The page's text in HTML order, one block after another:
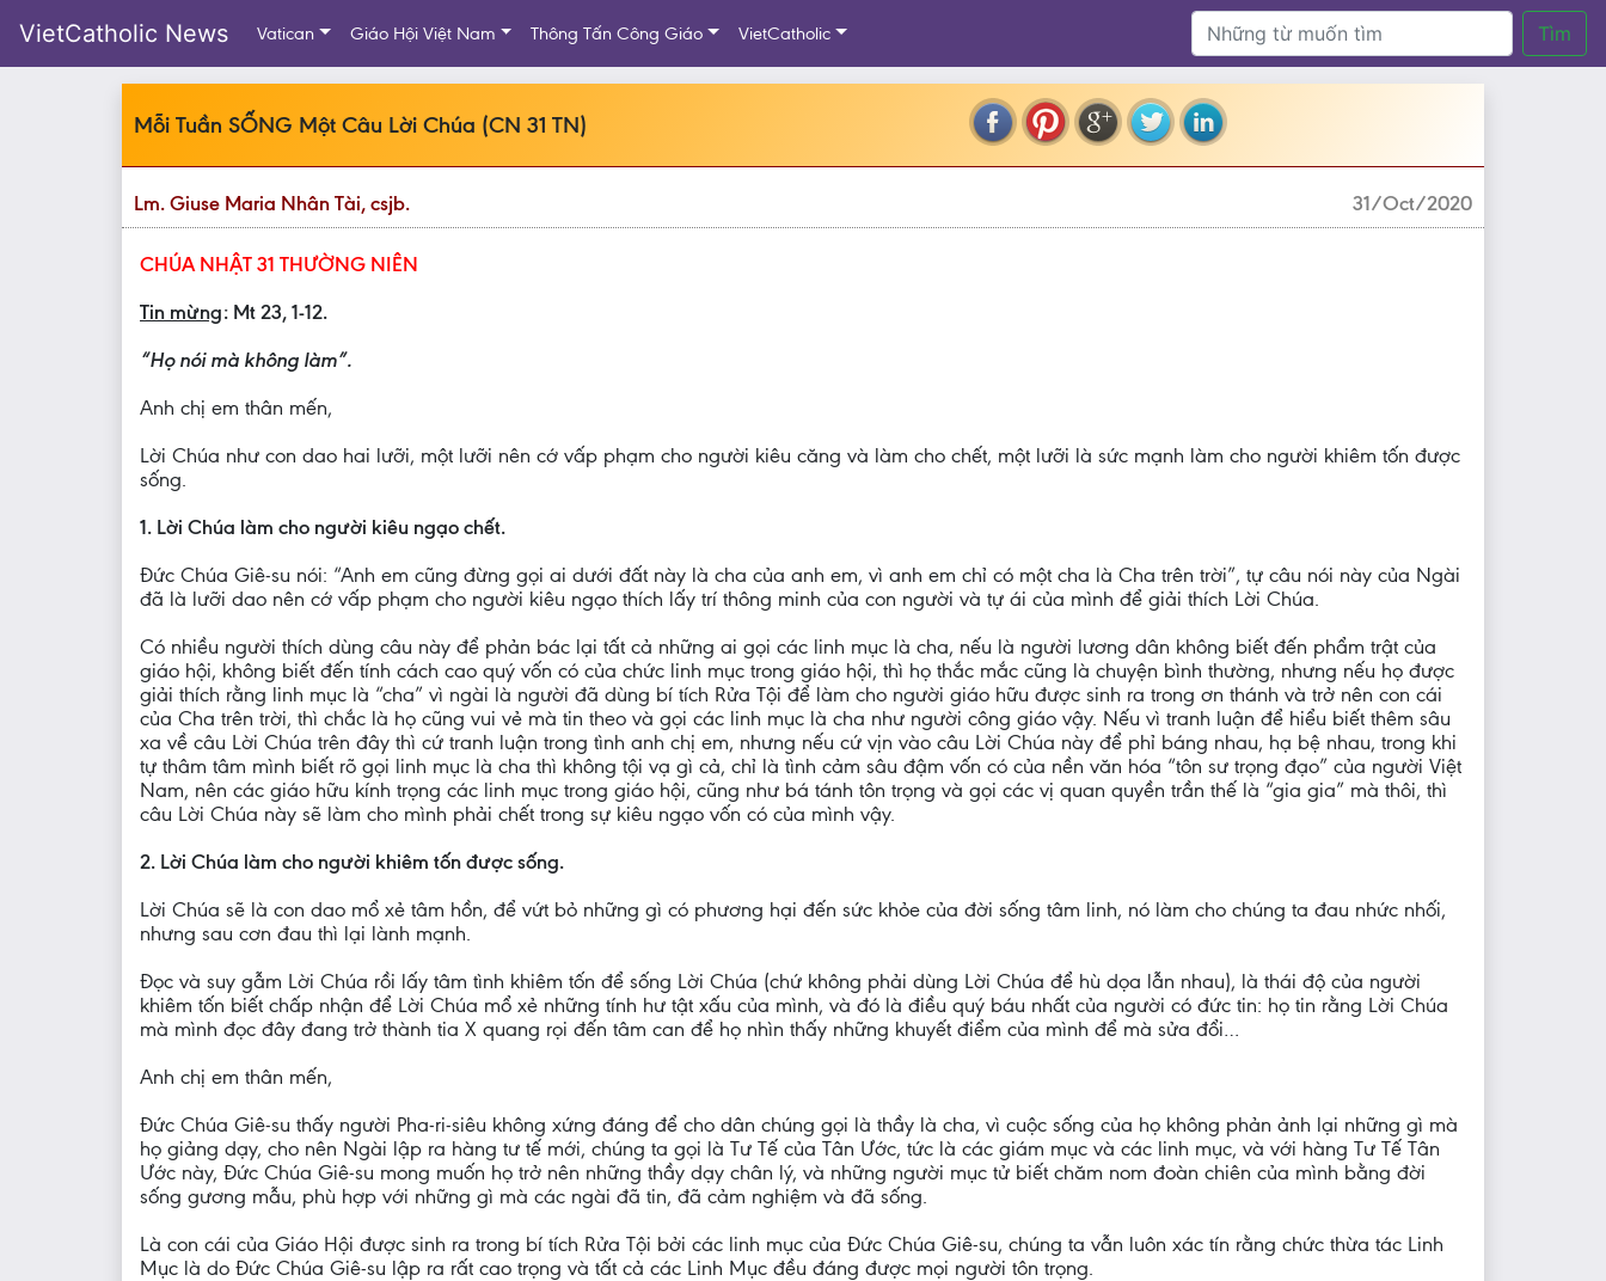
VietCatholic News Vatican Giáo Hội Việt Nam Thông Tấn Công Giáo VietCatholic Tìm
Mỗi Tuần SỐNG Một Câu Lời Chúa (CN 31 TN)
Lm. Giuse Maria Nhân Tài, csjb. 31/Oct/2020
CHÚA NHẬT 31 THƯỜNG NIÊN
Tin mừng: Mt 23, 1-12.
“Họ nói mà không làm”.
Anh chị em thân mến,
Lời Chúa như con dao hai lưỡi, một lưỡi nên cớ vấp phạm cho người kiêu căng và làm cho chết, một lưỡi là sức mạnh làm cho người khiêm tốn được
sống.
1. Lời Chúa làm cho người kiêu ngạo chết.
Đức Chúa Giê-su nói: “Anh em cũng đừng gọi ai dưới đất này là cha của anh em, vì anh em chỉ có một cha là Cha trên trời”, tự câu nói này của Ngài
đã là lưỡi dao nên cớ vấp phạm cho người kiêu ngạo thích lấy trí thông minh của con người và tự ái của mình để giải thích Lời Chúa.
Có nhiều người thích dùng câu này để phản bác lại tất cả những ai gọi các linh mục là cha, nếu là người lương dân không biết đến phẩm trật của
giáo hội, không biết đến tính cách cao quý vốn có của chức linh mục trong giáo hội, thì họ thắc mắc cũng là chuyện bình thường, nhưng nếu họ được
giải thích rằng linh mục là “cha” vì ngài là người đã dùng bí tích Rửa Tội để làm cho người giáo hữu được sinh ra trong ơn thánh và trở nên con cái
của Cha trên trời, thì chắc là họ cũng vui vẻ mà tin theo và gọi các linh mục là cha như người công giáo vậy. Nếu vì tranh luận để hiểu biết thêm sâu
xa về câu Lời Chúa trên đây thì cứ tranh luận trong tình anh chị em, nhưng nếu cứ vịn vào câu Lời Chúa này để phỉ báng nhau, hạ bệ nhau, trong khi
tự thâm tâm mình biết rõ gọi linh mục là cha thì không tội vạ gì cả, chỉ là tình cảm sâu đậm vốn có của nền văn hóa “tôn sư trọng đạo” của người Việt
Nam, nên các giáo hữu kính trọng các linh mục trong giáo hội, cũng như bá tánh tôn trọng và gọi các vị quan quyền trần thế là “gia gia” mà thôi, thì
câu Lời Chúa này sẽ làm cho mình phải chết trong sự kiêu ngạo vốn có của mình vậy.
2. Lời Chúa làm cho người khiêm tốn được sống.
Lời Chúa sẽ là con dao mổ xẻ tâm hồn, để vứt bỏ những gì có phương hại đến sức khỏe của đời sống tâm linh, nó làm cho chúng ta đau nhức nhối,
nhưng sau cơn đau thì lại lành mạnh.
Đọc và suy gẫm Lời Chúa rồi lấy tâm tình khiêm tốn để sống Lời Chúa (chứ không phải dùng Lời Chúa để hù dọa lẫn nhau), là thái độ của người
khiêm tốn biết chấp nhận để Lời Chúa mổ xẻ những tính hư tật xấu của mình, và đó là điều quý báu nhất của người có đức tin: họ tin rằng Lời Chúa
mà mình đọc đây đang trở thành tia X quang rọi đến tâm can để họ nhìn thấy những khuyết điểm của mình để mà sửa đổi…
Anh chị em thân mến,
Đức Chúa Giê-su thấy người Pha-ri-siêu không xứng đáng để cho dân chúng gọi là thầy là cha, vì cuộc sống của họ không phản ảnh lại những gì mà
họ giảng dạy, cho nên Ngài lập ra hàng tư tế mới, chúng ta gọi là Tư Tế của Tân Ước, tức là các giám mục và các linh mục, và với hàng Tư Tế Tân
Ước này, Đức Chúa Giê-su mong muốn họ trở nên những thầy dạy chân lý, và những người mục tử biết chăm nom đoàn chiên của mình bằng đời
sống gương mẫu, phù hợp với những gì mà các ngài đã tin, đã cảm nghiệm và đã sống.
Là con cái của Giáo Hội được sinh ra trong bí tích Rửa Tội bởi các linh mục của Đức Chúa Giê-su, chúng ta vẫn luôn xác tín rằng chức thừa tác Linh
Mục là do Đức Chúa Giê-su lập ra rất cao trọng và tất cả các Linh Mục đều đáng được mọi người tôn trọng.